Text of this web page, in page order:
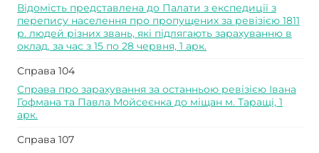
Відомість представлена до Палати з експедиції з
перепису населення про пропущених за ревізією 1811
р. людей різних звань, які підлягають зарахуванню в
оклад, за час з 15 по 28 червня, 1 арк.
Справа 104
Справа про зарахування за останньою ревізією Івана
Гофмана та Павла Мойсеєнка до міщан м. Таращі, 1
арк.
Справа 107